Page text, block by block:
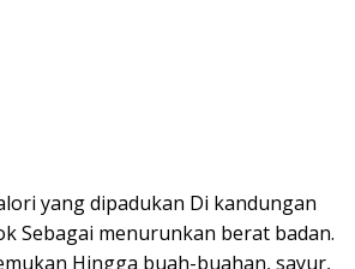
yang dipadukan Di kandungan
Sebagai menurunkan berat badan.
Hingga buah-buahan, sayur,